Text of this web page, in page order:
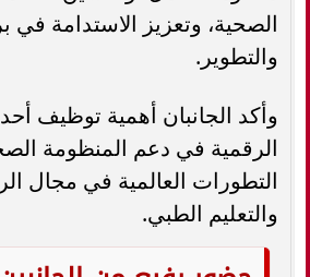
الصحية، وتعزيز الاستدامة في
والتطوير.
وأكد الجانبان أهمية توظيف
الرقمية في دعم المنظومة
التطورات العالمية في مجال
والتعليم الطبي.